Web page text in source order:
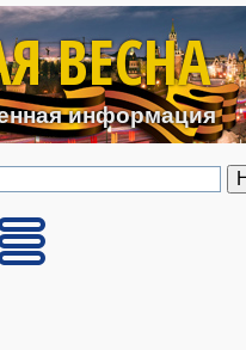
Перейти к основному
ВЕСНА
информация